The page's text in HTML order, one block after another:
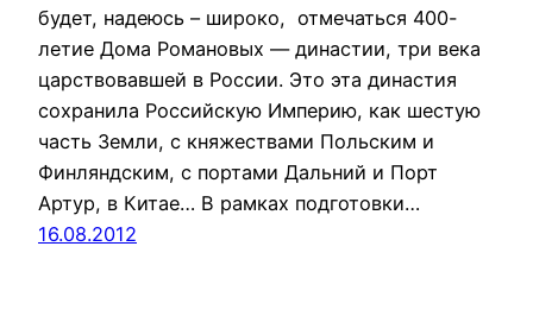
будет, надеюсь – широко, отмечаться 400-
летие Дома Романовых — династии, три века
царствовавшей в России. Это эта династия
сохранила Российскую Империю, как шестую
часть Земли, с княжествами Польским и
Финляндским, с портами Дальний и Порт
Артур, в Китае… В рамках подготовки…
16.08.2012